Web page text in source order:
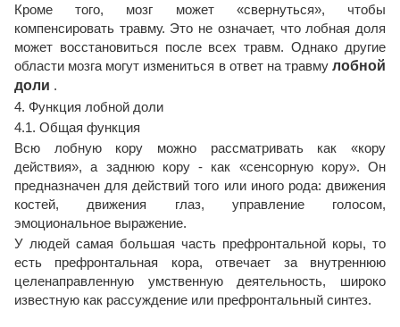
Кроме того, мозг может «свернуться», чтобы
компенсировать травму. Это не означает, что лобная доля
может восстановиться после всех травм. Однако другие
области мозга могут измениться в ответ на травму лобной
доли .
4. Функция лобной доли
4.1. Общая функция
Всю лобную кору можно рассматривать как «кору
действия», а заднюю кору - как «сенсорную кору». Он
предназначен для действий того или иного рода: движения
костей, движения глаз, управление голосом,
эмоциональное выражение.
У людей самая большая часть префронтальной коры, то
есть префронтальная кора, отвечает за внутреннюю
целенаправленную умственную деятельность, широко
известную как рассуждение или префронтальный синтез.